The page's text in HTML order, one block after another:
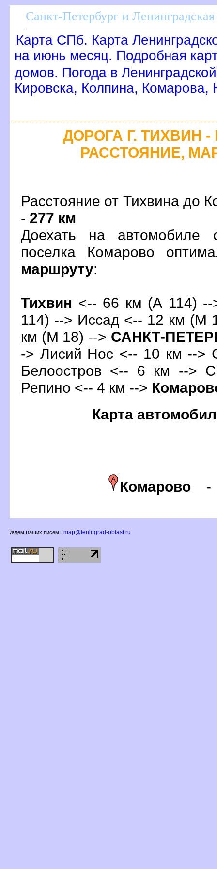
Санкт-Петербург и Ленинградская
Карта СПб. Карта
на июнь месяц. Подробная
домов. Погода в
Кировска, Колпина, Комарова,
ДОРОГА Г. ТИХВИН
РАССТОЯНИЕ,
Расстояние от Тихвина до
- 277 км
Доехать на автомобиле
поселка Комарово
маршруту:
Тихвин <-- 66 км (А 114)
114) --> Иссад <-- 12 км (М
км (М 18) --> САНКТ-
-> Лисий Нос <-- 10 км -->
Белоостров <-- 6 км -->
Репино <-- 4 км -->
Карта
Комарово
Ждем Ваших писем: map@leningrad-oblast.ru